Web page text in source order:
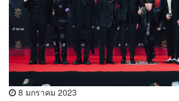
8 มกราคม 2023